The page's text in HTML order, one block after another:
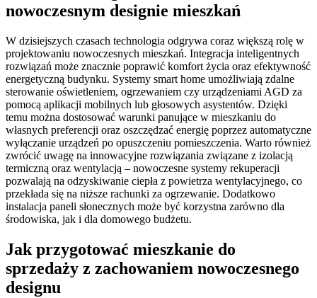
nowoczesnym designie mieszkań
W dzisiejszych czasach technologia odgrywa coraz większą rolę w
projektowaniu nowoczesnych mieszkań. Integracja inteligentnych
rozwiązań może znacznie poprawić komfort życia oraz efektywność
energetyczną budynku. Systemy smart home umożliwiają zdalne
sterowanie oświetleniem, ogrzewaniem czy urządzeniami AGD za
pomocą aplikacji mobilnych lub głosowych asystentów. Dzięki
temu można dostosować warunki panujące w mieszkaniu do
własnych preferencji oraz oszczędzać energię poprzez automatyczne
wyłączanie urządzeń po opuszczeniu pomieszczenia. Warto również
zwrócić uwagę na innowacyjne rozwiązania związane z izolacją
termiczną oraz wentylacją – nowoczesne systemy rekuperacji
pozwalają na odzyskiwanie ciepła z powietrza wentylacyjnego, co
przekłada się na niższe rachunki za ogrzewanie. Dodatkowo
instalacja paneli słonecznych może być korzystna zarówno dla
środowiska, jak i dla domowego budżetu.
Jak przygotować mieszkanie do
sprzedaży z zachowaniem nowoczesnego
designu